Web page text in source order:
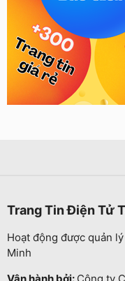
Trang Tin Điện Tử
Hoạt động được quản
Minh